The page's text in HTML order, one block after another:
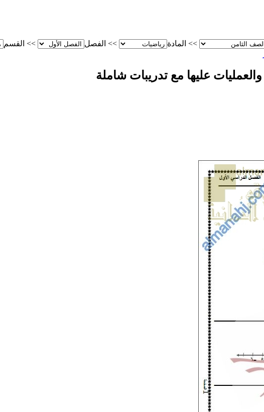
>> المادة >> الفصل >> القسم
عليها مع تدريبات شاملة